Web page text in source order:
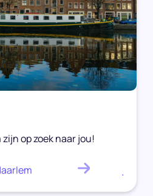
op zoek naar jou!
.